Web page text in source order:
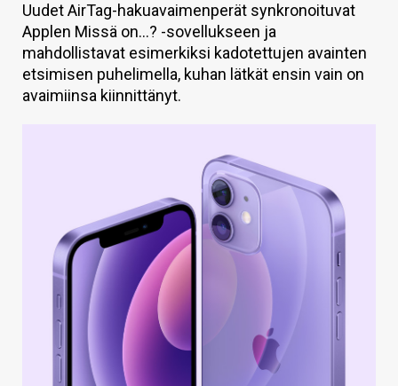
KAUPPA
VAIHDA TEEMA
Uudet AirTag-hakuavaimenperät synkronoituvat
Applen Missä on...? -sovellukseen ja
mahdollistavat esimerkiksi kadotettujen avainten
etsimisen puhelimella, kuhan lätkät ensin vain on
avaimiinsa kiinnittänyt.